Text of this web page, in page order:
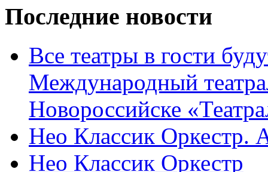
Последние новости
Все театры в гости
Международный
Новороссийске
Нео Классик Оркестр.
Нео Классик Оркестр